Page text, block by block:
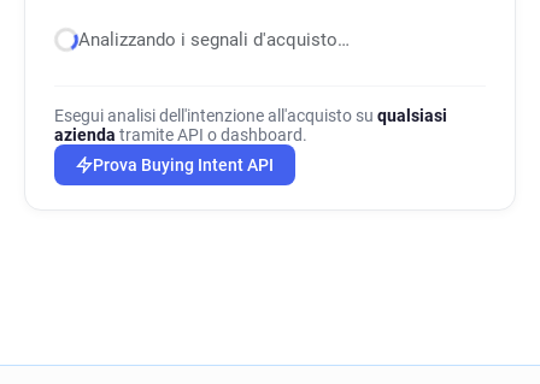
Analizzando i segnali d'acquisto…
Esegui analisi dell'intenzione all'acquisto su qualsiasi
azienda tramite API o dashboard.
Prova Buying Intent API